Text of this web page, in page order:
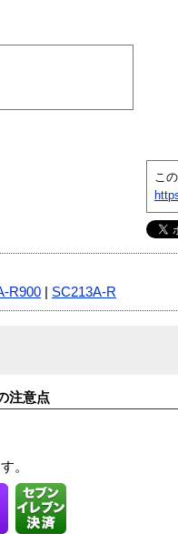
こ
R900 SC213A-R
注意点
。